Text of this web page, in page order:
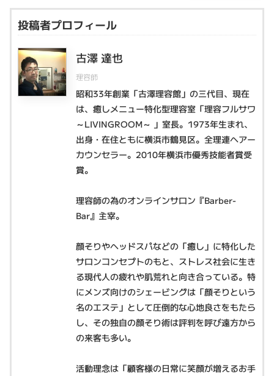
投稿者プロフィール
古澤 達也
理容師
昭和33年創業「古澤理容館」の三代目、現在
は、癒しメニュー特化型理容室「理容フルサワ
～LIVINGROOM～ 」室長。1973年生まれ、
出身・在住ともに横浜市鶴見区。全理連ヘアー
カウンセラー。2010年横浜市優秀技能者賞受
賞。
理容師の為のオンラインサロン『Barber-
Bar』主宰。
顔そりやヘッドスパなどの「癒し」に特化した
サロンコンセプトのもと、ストレス社会に生き
る現代人の疲れや肌荒れと向き合っている。特
にメンズ向けのシェービングは「顔そりという
名のエステ」として圧倒的な心地良さをもたら
し、その独自の顔そり術は評判を呼び遠方から
の来客も多い。
活動理念は「顧客様の日常に笑顔が増えるお手